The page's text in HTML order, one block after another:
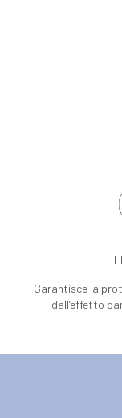
Garantisce la
dall’effetto